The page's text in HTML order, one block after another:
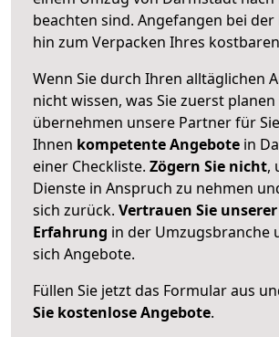
beachten sind. Angefangen bei der
hin zum Verpacken Ihres
Wenn Sie durch Ihren alltäglichen
nicht wissen, was Sie zuerst
übernehmen unsere Partner für
Ihnen kompetente Angebote in
einer Checkliste. Zögern Sie nicht,
Dienste in Anspruch zu nehmen
sich zurück. Vertrauen Sie unserer
Erfahrung in der Umzugsbranche
sich Angebote.
Füllen Sie jetzt das Formular aus
Sie kostenlose Angebote.